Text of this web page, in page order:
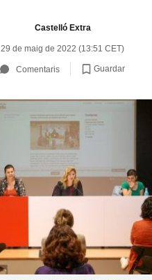
Castelló Extra
29 de maig de 2022 (13:51 CET)
Comentaris Guardar